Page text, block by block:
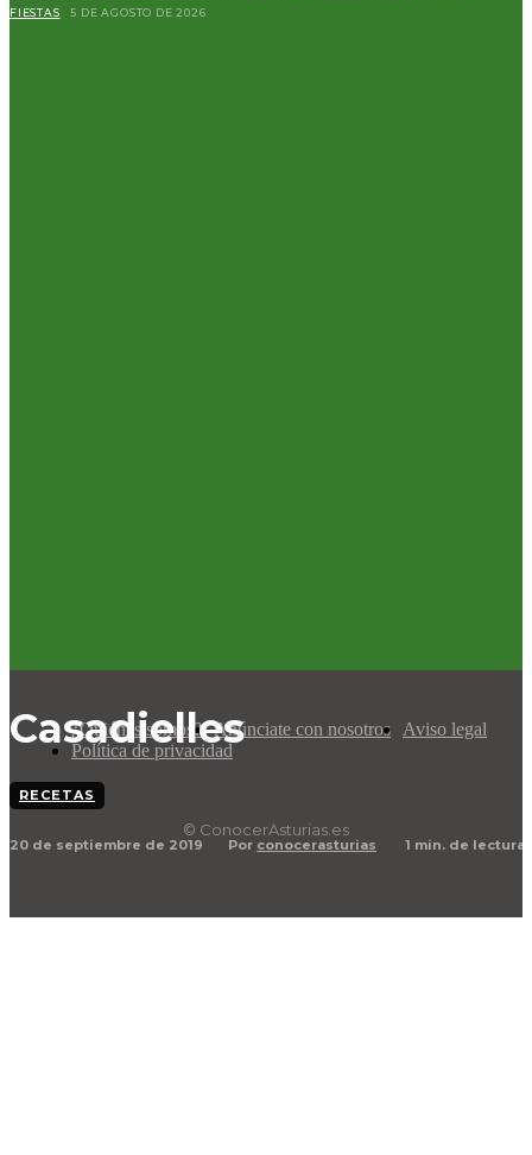
Casadielles
RECETAS
20 de septiembre de 2019 Por conocerasturias 1 min. de lectura
FIESTAS 5 DE AGOSTO DE 2026
¿Quiénes somos? Anúnciate con nosotros
Aviso legal
Política de privacidad
© ConocerAsturias.es